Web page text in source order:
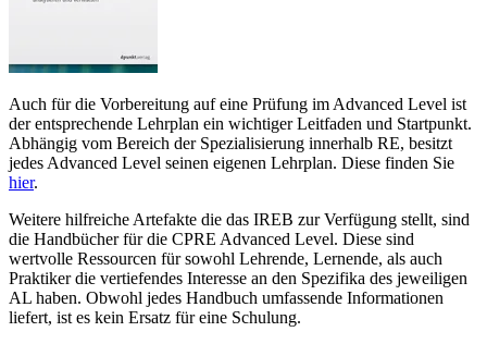
Auch für die Vorbereitung auf eine Prüfung im Advanced Level ist
der entsprechende Lehrplan ein wichtiger Leitfaden und Startpunkt.
Abhängig vom Bereich der Spezialisierung innerhalb RE, besitzt
jedes Advanced Level seinen eigenen Lehrplan. Diese finden Sie
hier.
Weitere hilfreiche Artefakte die das IREB zur Verfügung stellt, sind
die Handbücher für die CPRE Advanced Level. Diese sind
wertvolle Ressourcen für sowohl Lehrende, Lernende, als auch
Praktiker die vertiefendes Interesse an den Spezifika des jeweiligen
AL haben. Obwohl jedes Handbuch umfassende Informationen
liefert, ist es kein Ersatz für eine Schulung.